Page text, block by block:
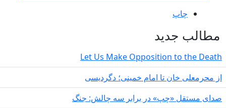
چاپ
جدید
Let Us Make Opposition to the
محرمعلی خان تا امام خمینی؛ دگردیسی
مستقل «چپ» در برابر سه چالش: جنگ